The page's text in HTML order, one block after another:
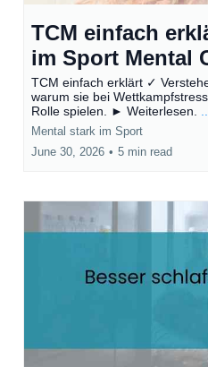
TCM einfach
im Sport Mental
TCM einfach erklärt ✓
warum sie bei
Rolle spielen. ► Weiterlesen.
Mental stark im Sport
June 30, 2026 • 5 min read